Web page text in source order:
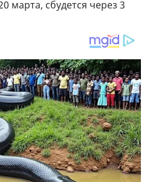
марта, сбудется через 3